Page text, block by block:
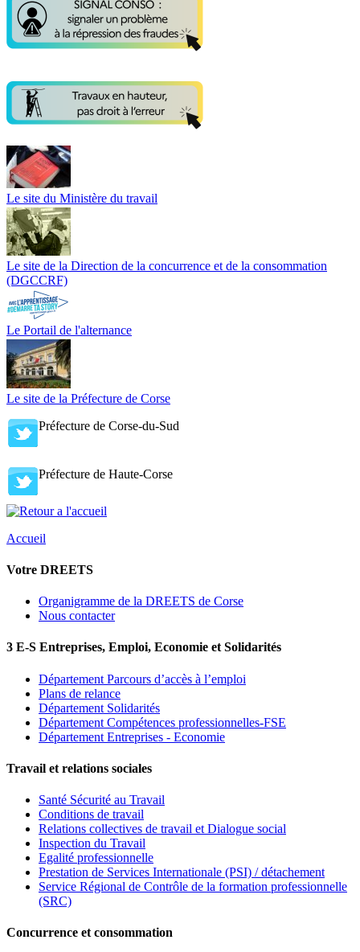
Le site du Ministère du travail
Le site de la Direction de la concurrence et de la consommation
(DGCCRF)
Le Portail de l'alternance
Le site de la Préfecture de Corse
Préfecture de Corse-du-Sud
Préfecture de Haute-Corse
Accueil
Votre DREETS
Organigramme de la DREETS de Corse
Nous contacter
3 E-S Entreprises, Emploi, Economie et Solidarités
Département Parcours d’accès à l’emploi
Plans de relance
Département Solidarités
Département Compétences professionnelles-FSE
Département Entreprises - Economie
Travail et relations sociales
Santé Sécurité au Travail
Conditions de travail
Relations collectives de travail et Dialogue social
Inspection du Travail
Egalité professionnelle
Prestation de Services Internationale (PSI) / détachement
Service Régional de Contrôle de la formation professionnelle
(SRC)
Concurrence et consommation